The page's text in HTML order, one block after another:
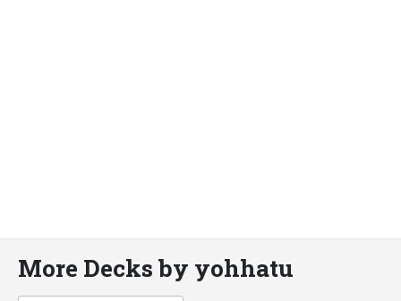
More Decks by yohhatu